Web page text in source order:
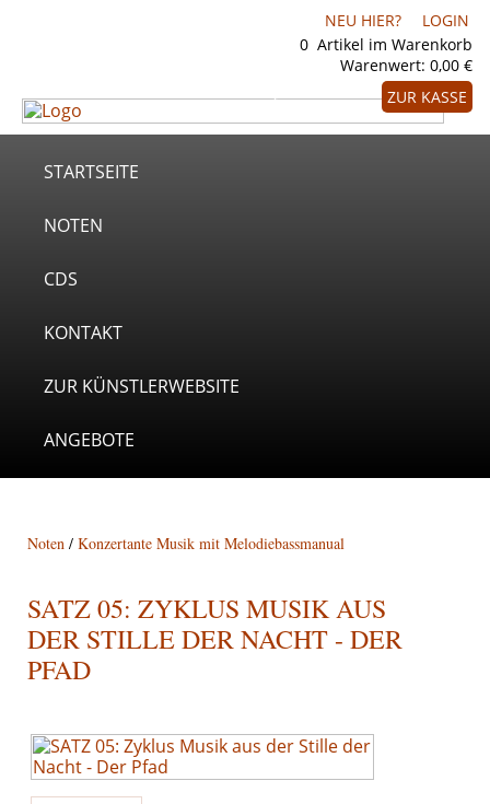
LOGIN
NEU HIER?
0 Artikel im Warenkorb
Warenwert: 0,00 €
ZUR KASSE
STARTSEITE
NOTEN
CDS
KONTAKT
ZUR KÜNSTLERWEBSITE
ANGEBOTE
Noten / Konzertante Musik mit Melodiebassmanual
SATZ 05: ZYKLUS MUSIK AUS
DER STILLE DER NACHT - DER
PFAD